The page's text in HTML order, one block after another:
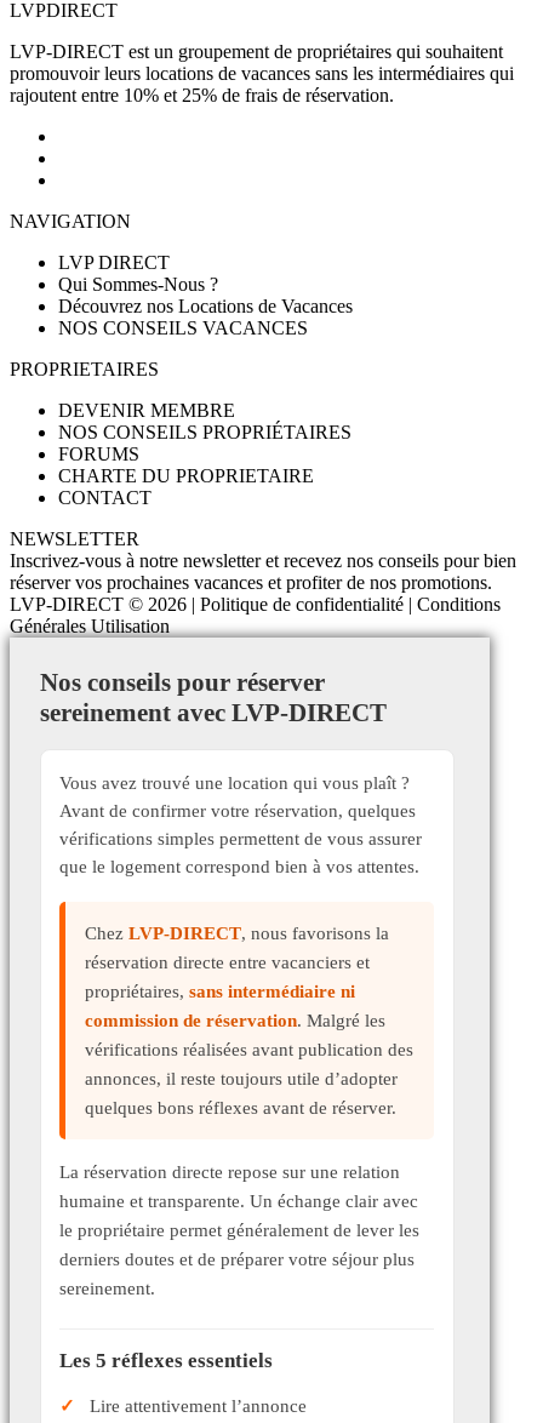
LVPDIRECT
LVP-DIRECT est un groupement de propriétaires qui souhaitent
promouvoir leurs locations de vacances sans les intermédiaires qui
rajoutent entre 10% et 25% de frais de réservation.
NAVIGATION
LVP DIRECT
Qui Sommes-Nous ?
Découvrez nos Locations de Vacances
NOS CONSEILS VACANCES
PROPRIETAIRES
DEVENIR MEMBRE
NOS CONSEILS PROPRIÉTAIRES
FORUMS
CHARTE DU PROPRIETAIRE
CONTACT
NEWSLETTER
Inscrivez-vous à notre newsletter et recevez nos conseils pour bien
réserver vos prochaines vacances et profiter de nos promotions.
LVP-DIRECT © 2026 | Politique de confidentialité | Conditions
Générales Utilisation
Nos conseils pour réserver
sereinement avec LVP-DIRECT
Vous avez trouvé une location qui vous plaît ?
Avant de confirmer votre réservation, quelques
vérifications simples permettent de vous assurer
que le logement correspond bien à vos attentes.
Chez LVP-DIRECT, nous favorisons la
réservation directe entre vacanciers et
propriétaires, sans intermédiaire ni
commission de réservation. Malgré les
vérifications réalisées avant publication des
annonces, il reste toujours utile d’adopter
quelques bons réflexes avant de réserver.
La réservation directe repose sur une relation
humaine et transparente. Un échange clair avec
le propriétaire permet généralement de lever les
derniers doutes et de préparer votre séjour plus
sereinement.
Les 5 réflexes essentiels
Lire attentivement l’annonce